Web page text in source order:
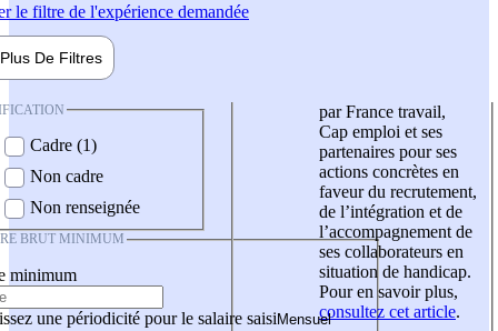
le filtre de l'expérience demandée
Plus De Filtres
Cadre (1)
Non cadre
Non renseignée
BRUT MINIMUM
minimum
une périodicité pour le salaire saisi
par France travail,
Cap emploi et ses
partenaires pour ses
actions concrètes en
faveur du recrutement,
de l’intégration et de
l’accompagnement de
ses collaborateurs en
situation de handicap.
Pour en savoir plus,
consultez cet article.